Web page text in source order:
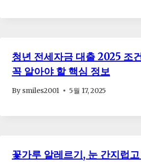
청년 전세자금 대출 2025 조
꼭 알아야 할 핵심 정보
By smiles2001 5월 17, 2025
꽃가루 알레르기, 눈 간지럽